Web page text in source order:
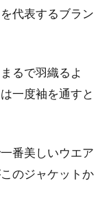
デに！
代表するブラン
るで羽織るよ
一度袖を通すと
番美しいウエア
のジャケットか